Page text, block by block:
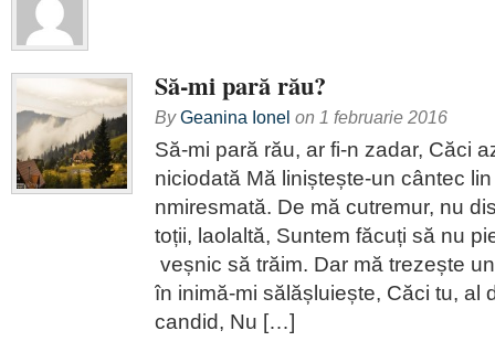
Să-mi pară rău?
ByGeanina Ionel on 1 februarie 2016
Să-mi pară rău, ar fi-n zadar, Căci
niciodată Mă liniștește-un cântec
nmiresmată. De mă cutremur, nu
toții, laolaltă, Suntem făcuți să nu
veșnic să trăim. Dar mă trezește
în inimă-mi sălășluiește, Căci tu, al
candid, Nu […]